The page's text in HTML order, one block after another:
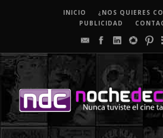
INICIO
¿NOS QUIERES
PUBLICIDAD